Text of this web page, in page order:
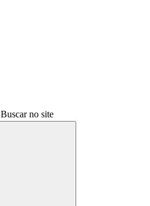
Buscar no site